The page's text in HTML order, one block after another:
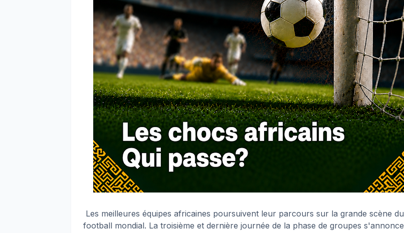
Les meilleures équipes africaines poursuivent leur parcours sur la grande scène du
football mondial. La troisième et dernière journée de la phase de groupes s'annonce